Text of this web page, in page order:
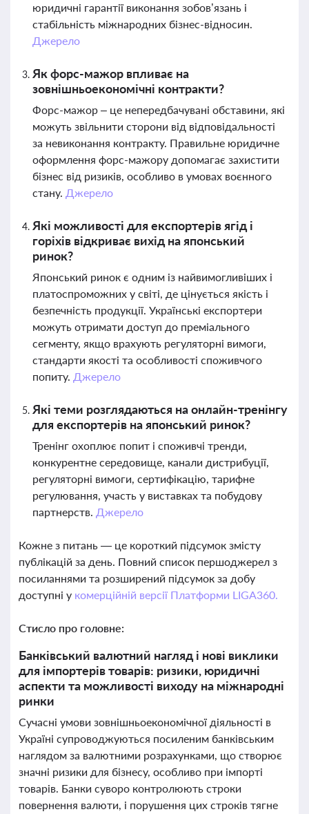
юридичні гарантії виконання зобов’язань і
стабільність міжнародних бізнес-відносин.
Джерело
Як форс-мажор впливає на
зовнішньоекономічні контракти?
Форс-мажор – це непередбачувані обставини, які
можуть звільнити сторони від відповідальності
за невиконання контракту. Правильне юридичне
оформлення форс-мажору допомагає захистити
бізнес від ризиків, особливо в умовах воєнного
стану. Джерело
Які можливості для експортерів ягід і
горіхів відкриває вихід на японський
ринок?
Японський ринок є одним із найвимогливіших і
платоспроможних у світі, де цінується якість і
безпечність продукції. Українські експортери
можуть отримати доступ до преміального
сегменту, якщо врахують регуляторні вимоги,
стандарти якості та особливості споживчого
попиту. Джерело
Які теми розглядаються на онлайн-тренінгу
для експортерів на японський ринок?
Тренінг охоплює попит і споживчі тренди,
конкурентне середовище, канали дистрибуції,
регуляторні вимоги, сертифікацію, тарифне
регулювання, участь у виставках та побудову
партнерств. Джерело
Кожне з питань — це короткий підсумок змісту
публікацій за день. Повний список першоджерел з
посиланнями та розширений підсумок за добу
доступні у комерційній версії Платформи LIGA360.
Стисло про головне:
Банківський валютний нагляд і нові виклики
для імпортерів товарів: ризики, юридичні
аспекти та можливості виходу на міжнародні
ринки
Сучасні умови зовнішньоекономічної діяльності в
Україні супроводжуються посиленим банківським
наглядом за валютними розрахунками, що створює
значні ризики для бізнесу, особливо при імпорті
товарів. Банки суворо контролюють строки
повернення валюти, і порушення цих строків тягне